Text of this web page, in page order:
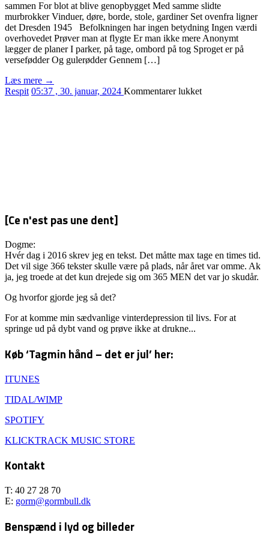
sammen For blot at blive genopbygget Med samme slidte
murbrokker Vinduer, døre, borde, stole, gardiner Set ovenfra ligner
det Dresden 1945 Befolkningen har ingen betydning Ingen værdi
overhovedet Prøver man at flygte Er man ikke mere Anonymt
lægger de planer I parker, på tage, ombord på tog Sproget er på
versefødder Og gulerødder Gennem […]
Læs mere →
Respit 05:37 , 30. januar, 2024 Kommentarer lukkettil
[Ce n'est pas une dent]
Dogme:
Hvér dag i 2016 skrev jeg en tekst. Det måtte max tage en times tid.
Det vil sige 366 tekster skulle være på plads, når året var omme. Ak
ja, jeg troede at det kun drejede sig om 365 MEN det var jo skudår.
Og hvorfor gjorde jeg så det?
For at komme min sædvanlige vinterdepression til livs. For at
springe ud på dybt vand og prøve ikke at drukne...
Køb ‘Tagmin hånd – det er jul’ her:
ITUNES
TIDAL/WIMP
SPOTIFY
KLICKTRACK MUSIC STORE
Kontakt
T: 40 27 28 70
E: gorm@gormbull.dk
Benspænd i lyd og billeder